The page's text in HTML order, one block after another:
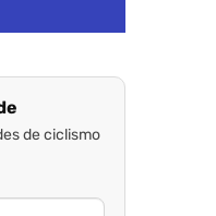
de ciclismo